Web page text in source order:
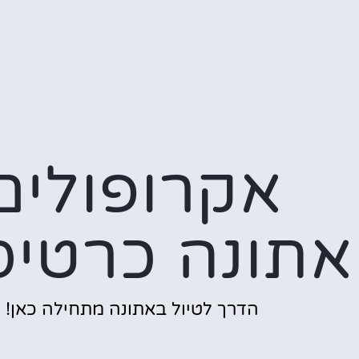
אתונה
הדרך לטיול באתונה מתחילה כאן!